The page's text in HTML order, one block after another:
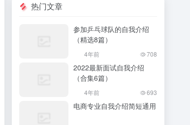
热门文章
参加乒乓球队的自我介绍
（精选8篇）
4年前 708
2022最新面试自我介绍
（合集6篇）
4年前 693
电商专业自我介绍简短通用